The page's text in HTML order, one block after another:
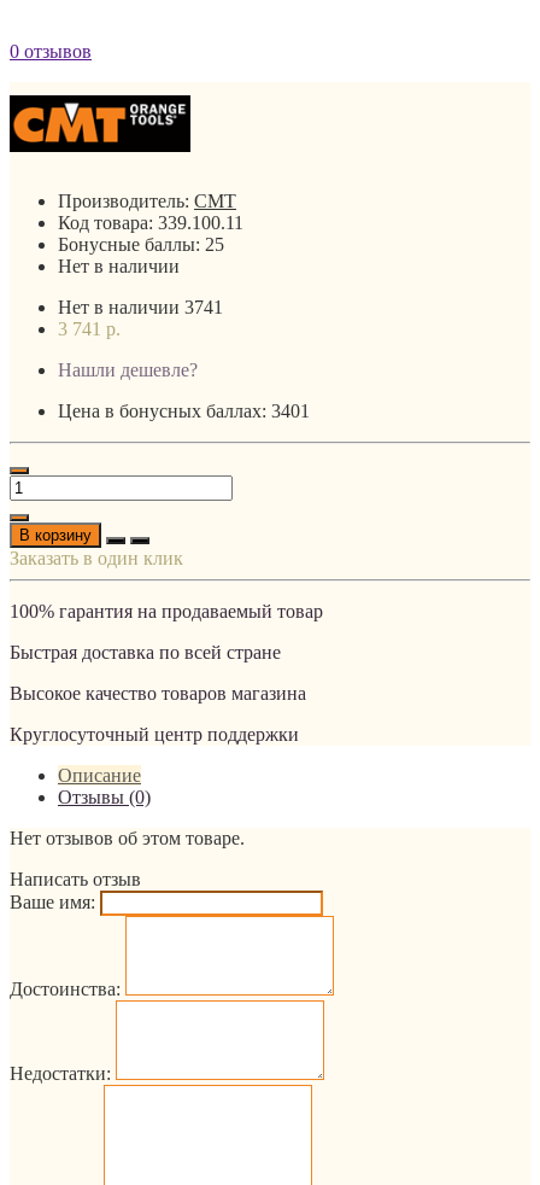
0 отзывов
Производитель: CMT
Код товара: 339.100.11
Бонусные баллы: 25
Нет в наличии
Нет в наличии 3741
3 741 р.
Нашли дешевле?
Цена в бонусных баллах: 3401
В корзину
Заказать в один клик
100% гарантия на продаваемый товар
Быстрая доставка по всей стране
Высокое качество товаров магазина
Круглосуточный центр поддержки
Описание
Отзывы (0)
Нет отзывов об этом товаре.
Написать отзыв
Ваше имя:
Достоинства:
Недостатки: